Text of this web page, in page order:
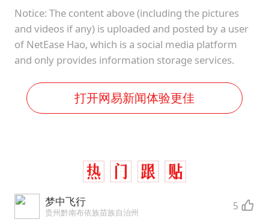
Notice: The content above (including the pictures
and videos if any) is uploaded and posted by a user
of NetEase Hao, which is a social media platform
and only provides information storage services.
打开网易新闻体验更佳
梦中飞行
贵州黔南布依族苗族自治州 5